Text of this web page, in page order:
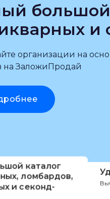
большой
и
организации на
на ЗаложиПродай
каталог
ломбардов,
и секонд-